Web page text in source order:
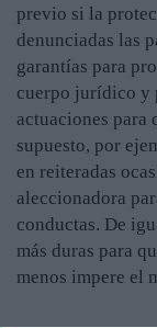
previo si la
denunciadas las
garantías para
cuerpo jurídico y
actuaciones para
supuesto, por
en reiteradas
aleccionadora
conductas. De
más duras para
menos impere el